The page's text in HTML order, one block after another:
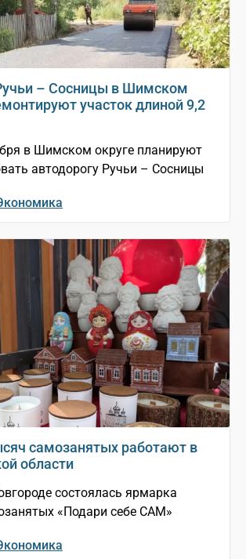
– Сосницы в Шимском
участок длиной 9,2
в Шимском округе планируют
автодорогу Ручьи – Сосницы
самозанятых работают в
области
состоялась ярмарка
«Подари себе САМ»